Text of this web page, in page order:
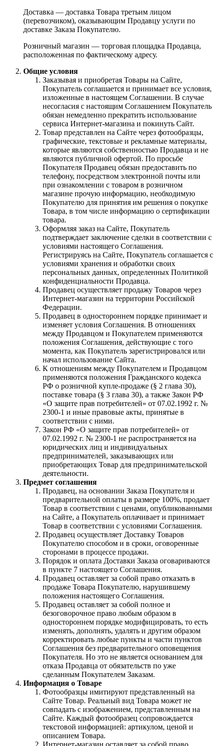
Доставка — доставка Товара третьим лицом
(перевозчиком), оказывающим Продавцу услуги по
доставке Заказа Покупателю.
Розничный магазин — торговая площадка Продавца,
расположенная по фактическому адресу.
Общие условия
Заказывая и приобретая Товары на Сайте,
Покупатель соглашается и принимает все условия,
изложенные в настоящем Соглашении. В случае
несогласия с настоящим Соглашением Покупатель
обязан немедленно прекратить использование
сервиса Интернет-магазина и покинуть Сайт.
Товар представлен на Сайте через фотообразцы,
графические, текстовые и рекламные материалы,
которые являются собственностью Продавца и не
являются публичной офертой. По просьбе
Покупателя Продавец обязан предоставить по
телефону, посредством электронной почты или
при ознакомлении с товаром в розничном
магазине прочую информацию, необходимую
Покупателю для принятия им решения о покупке
Товара, в том числе информацию о сертификации
товара.
Оформляя заказ на Сайте, Покупатель
подтверждает заключение сделки в соответствии с
условиями настоящего Соглашения.
Регистрируясь на Сайте, Покупатель соглашается с
условиями хранения и обработки своих
персональных данных, определенных Политикой
конфиденциальности Продавца.
Продавец осуществляет продажу Товаров через
Интернет-магазин на территории Российской
Федерации.
Продавец в одностороннем порядке принимает и
изменяет условия Соглашения. В отношениях
между Продавцом и Покупателем применяются
положения Соглашения, действующие с того
момента, как Покупатель зарегистрировался или
начал использование Сайта.
К отношениям между Покупателем и Продавцом
применяются положения Гражданского кодекса
РФ о розничной купле-продаже (§ 2 глава 30),
поставке товара (§ 3 глава 30), а также Закон РФ
«О защите прав потребителей» от 07.02.1992 г. №
2300-1 и иные правовые акты, принятые в
соответствии с ними.
Закон РФ «О защите прав потребителей» от
07.02.1992 г. № 2300-1 не распространяется на
юридических лиц и индивидуальных
предпринимателей, заказывающих или
приобретающих Товар для предпринимательской
деятельности.
Предмет соглашения
Продавец, на основании Заказа Покупателя и
предварительной оплаты в размере 100%, продает
Товар в соответствии с ценами, опубликованными
на Сайте, а Покупатель оплачивает и принимает
Товар в соответствии с условиями Соглашения.
Продавец осуществляет Доставку Товаров
Покупателю способом и в сроки, оговоренные
сторонами в процессе продажи.
Порядок и оплата Доставки Заказа оговариваются
в пункте 7 настоящего Соглашения.
Продавец оставляет за собой право отказать в
продаже Товара Покупателю, нарушившему
положения настоящего Соглашения.
Продавец оставляет за собой полное и
безоговорочное право любым образом в
одностороннем порядке модифицировать, то есть
изменять, дополнять, удалять и другим образом
корректировать любые пункты и части пунктов
Соглашения без предварительного оповещения
Покупателя. Но это не является основанием для
отказа Продавца от обязательств по уже
сделанным Покупателем Заказам.
Информация о Товаре
Фотообразцы имитируют представленный на
Сайте Товар. Реальный вид Товара может не
совпадать с изображением, представленным на
Сайте. Каждый фотообразец сопровождается
текстовой информацией: артикулом, ценой и
описанием Товара.
Интернет-магазин оставляет за собой право